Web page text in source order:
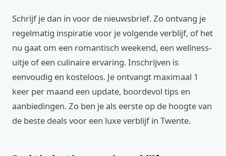
Schrijf je dan in voor de nieuwsbrief. Zo ontvang je
regelmatig inspiratie voor je volgende verblijf, of het
nu gaat om een romantisch weekend, een wellness-
uitje of een culinaire ervaring. Inschrijven is
eenvoudig en kosteloos. Je ontvangt maximaal 1
keer per maand een update, boordevol tips en
aanbiedingen. Zo ben je als eerste op de hoogte van
de beste deals voor een luxe verblijf in Twente.